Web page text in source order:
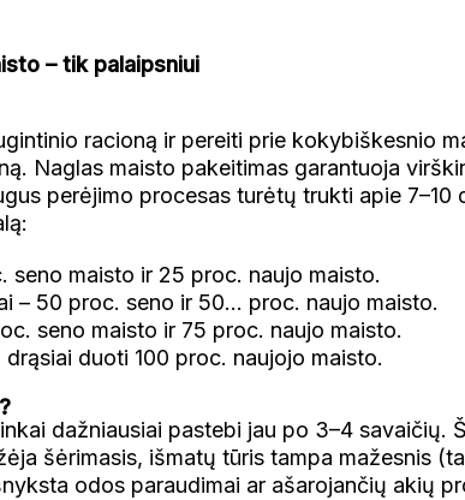
– tik palaipsniui
racioną ir pereiti prie kokybiškesnio
Naglas maisto pakeitimas garantuoja
perėjimo procesas turėtų trukti apie 7–10
seno maisto ir 25 proc. naujo maisto.
– 50 proc. seno ir 50… proc. naujo maisto.
seno maisto ir 75 proc. naujo maisto.
duoti 100 proc. naujojo maisto.
dažniausiai pastebi jau po 3–4 savaičių.
šėrimasis, išmatų tūris tampa mažesnis
odos paraudimai ar ašarojančių akių